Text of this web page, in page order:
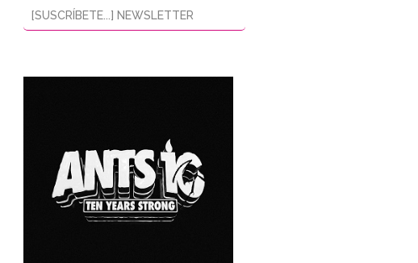
[SUSCRÍBETE...] NEWSLETTER